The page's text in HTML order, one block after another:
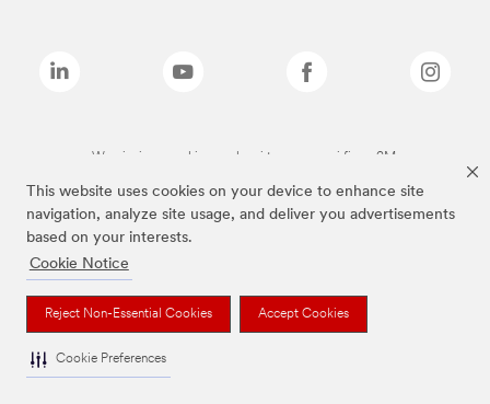
This website uses cookies on your device to enhance site
navigation, analyze site usage, and deliver you advertisements
based on your interests.
Cookie Notice
Reject Non-Essential Cookies Accept Cookies
Cookie Preferences
Wymienione marki są znakami towarowymi firmy 3M.